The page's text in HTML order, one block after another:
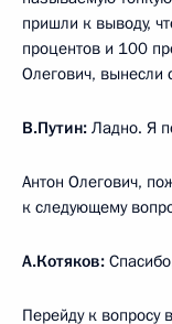
пришли к выводу,
процентов и 100
Олегович, вынесли
В.Путин: Ладно. Я
Антон Олегович,
к следующему
А.Котяков:
Перейду к вопросу